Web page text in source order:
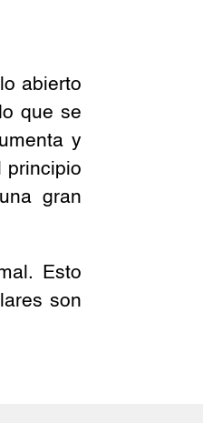
abierto
que se
y
principio
gran
Esto
son